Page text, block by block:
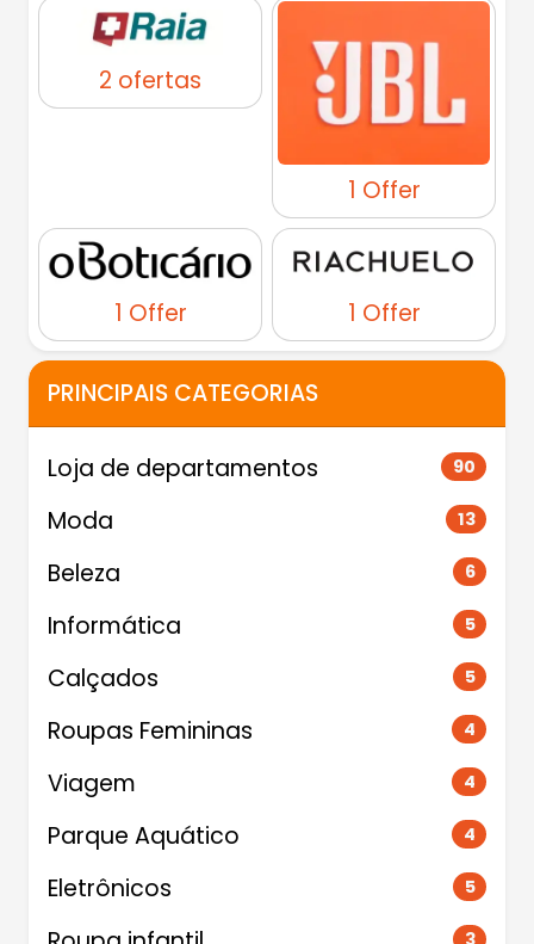
2 ofertas
1 Offer
1 Offer 1 Offer
PRINCIPAIS CATEGORIAS
Loja de departamentos 90
Moda 13
Beleza 6
Informática 5
Calçados 5
Roupas Femininas 4
Viagem 4
Parque Aquático 4
Eletrônicos 5
3